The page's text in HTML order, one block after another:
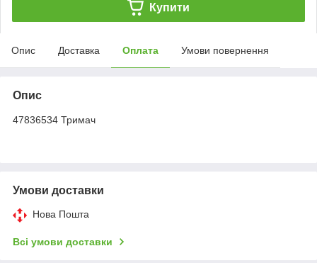
Купити
Опис Доставка Оплата Умови повернення
Опис
47836534 Тримач
Умови доставки
Нова Пошта
Всі умови доставки